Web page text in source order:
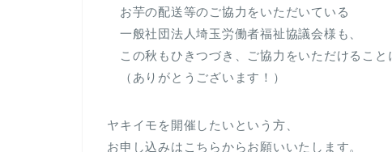
お芋の配送等のご協力をいただいている
一般社団法人埼玉労働者福祉協議会様も、
この秋もひきつづき、ご協力をいただけること
（ありがとうございます！）
ヤキイモを開催したいという方、
お申し込みはこちらからお願いいたします。